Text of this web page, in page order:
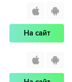
На сайт